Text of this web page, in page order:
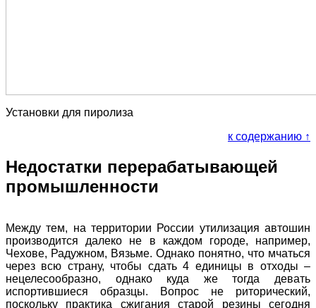
Установки для пиролиза
к содержанию ↑
Недостатки перерабатывающей
промышленности
Между тем, на территории России утилизация автошин
производится далеко не в каждом городе, например,
Чехове, Радужном, Вязьме. Однако понятно, что мчаться
через всю страну, чтобы сдать 4 единицы в отходы –
нецелесообразно, однако куда же тогда девать
испортившиеся образцы. Вопрос не риторический,
поскольку практика сжигания старой резины сегодня